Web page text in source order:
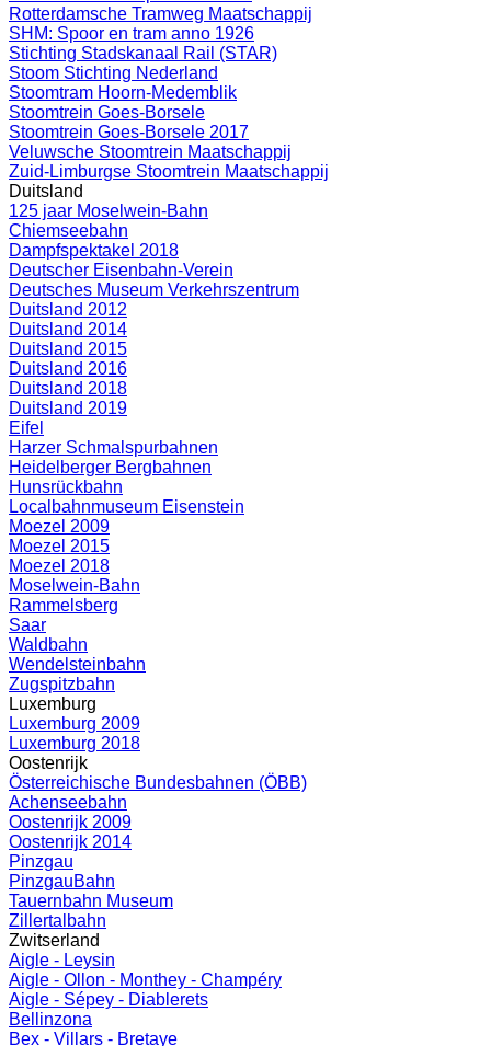
Rotterdamsche Tramweg Maatschappij
SHM: Spoor en tram anno 1926
Stichting Stadskanaal Rail (STAR)
Stoom Stichting Nederland
Stoomtram Hoorn-Medemblik
Stoomtrein Goes-Borsele
Stoomtrein Goes-Borsele 2017
Veluwsche Stoomtrein Maatschappij
Zuid-Limburgse Stoomtrein Maatschappij
Duitsland
125 jaar Moselwein-Bahn
Chiemseebahn
Dampfspektakel 2018
Deutscher Eisenbahn-Verein
Deutsches Museum Verkehrszentrum
Duitsland 2012
Duitsland 2014
Duitsland 2015
Duitsland 2016
Duitsland 2018
Duitsland 2019
Eifel
Harzer Schmalspurbahnen
Heidelberger Bergbahnen
Hunsrückbahn
Localbahnmuseum Eisenstein
Moezel 2009
Moezel 2015
Moezel 2018
Moselwein-Bahn
Rammelsberg
Saar
Waldbahn
Wendelsteinbahn
Zugspitzbahn
Luxemburg
Luxemburg 2009
Luxemburg 2018
Oostenrijk
Österreichische Bundesbahnen (ÖBB)
Achenseebahn
Oostenrijk 2009
Oostenrijk 2014
Pinzgau
PinzgauBahn
Tauernbahn Museum
Zillertalbahn
Zwitserland
Aigle - Leysin
Aigle - Ollon - Monthey - Champéry
Aigle - Sépey - Diablerets
Bellinzona
Bex - Villars - Bretaye